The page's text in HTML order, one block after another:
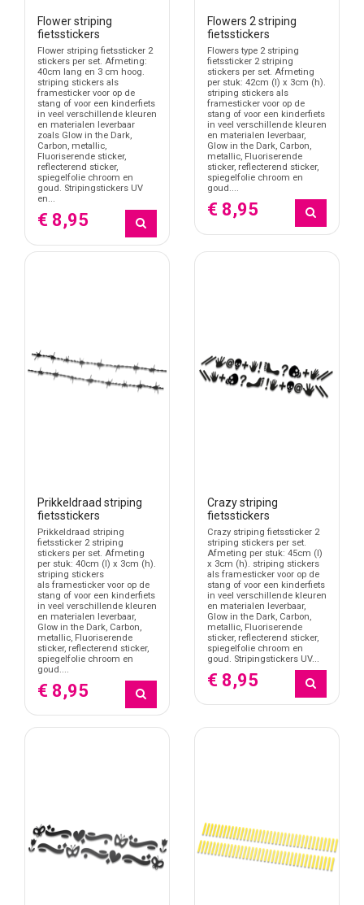
Flower striping
fietsstickers
Flower striping fietssticker 2
stickers per set. Afmeting:
40cm lang en 3 cm hoog.
striping stickers als
framesticker voor op de
stang of voor een kinderfiets
in veel verschillende kleuren
en materialen leverbaar
zoals Glow in the Dark,
Carbon, metallic,
Fluoriserende sticker,
reflecterend sticker,
spiegelfolie chroom en
goud. Stripingstickers UV
en...
€ 8,95
Flowers 2 striping
fietsstickers
Flowers type 2 striping
fietssticker 2 striping
stickers per set. Afmeting
per stuk: 42cm (l) x 3cm (h).
striping stickers als
framesticker voor op de
stang of voor een kinderfiets
in veel verschillende kleuren
en materialen leverbaar,
Glow in the Dark, Carbon,
metallic, Fluoriserende
sticker, reflecterend sticker,
spiegelfolie chroom en
goud....
€ 8,95
Prikkeldraad striping
fietsstickers
Prikkeldraad striping
fietssticker 2 striping
stickers per set. Afmeting
per stuk: 40cm (l) x 3cm (h).
striping stickers
als framesticker voor op de
stang of voor een kinderfiets
in veel verschillende kleuren
en materialen leverbaar,
Glow in the Dark, Carbon,
metallic, Fluoriserende
sticker, reflecterend sticker,
spiegelfolie chroom en
goud....
€ 8,95
Crazy striping
fietsstickers
Crazy striping fietssticker 2
striping stickers per set.
Afmeting per stuk: 45cm (l)
x 3cm (h). striping stickers
als framesticker voor op de
stang of voor een kinderfiets
in veel verschillende kleuren
en materialen leverbaar,
Glow in the Dark, Carbon,
metallic, Fluoriserende
sticker, reflecterend sticker,
spiegelfolie chroom en
goud. Stripingstickers UV...
€ 8,95